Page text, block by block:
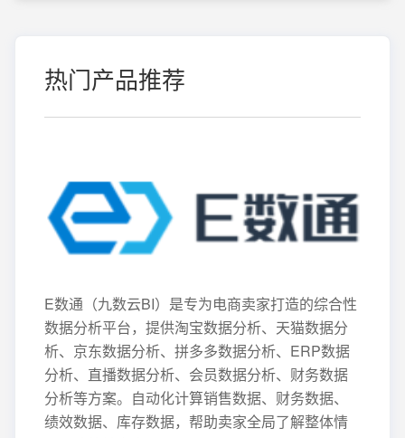
热门产品推荐
E数通（九数云BI）是专为电商卖家打造的综合性
数据分析平台，提供淘宝数据分析、天猫数据分
析、京东数据分析、拼多多数据分析、ERP数据
分析、直播数据分析、会员数据分析、财务数据
分析等方案。自动化计算销售数据、财务数据、
绩效数据、库存数据，帮助卖家全局了解整体情